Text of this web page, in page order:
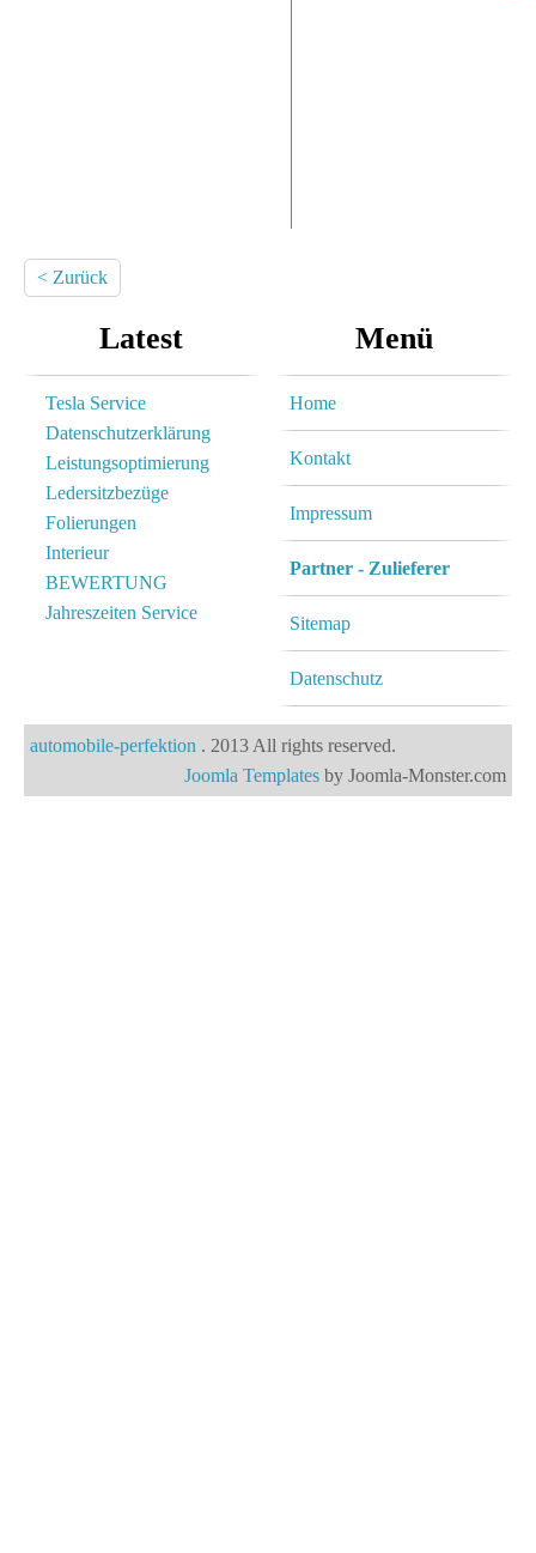
< Zurück
Latest
Tesla Service
Datenschutzerklärung
Leistungsoptimierung
Ledersitzbezüge
Folierungen
Interieur
BEWERTUNG
Jahreszeiten Service
Menü
Home
Kontakt
Impressum
Partner - Zulieferer
Sitemap
Datenschutz
automobile-perfektion . 2013 All rights reserved.
Joomla Templates by Joomla-Monster.com